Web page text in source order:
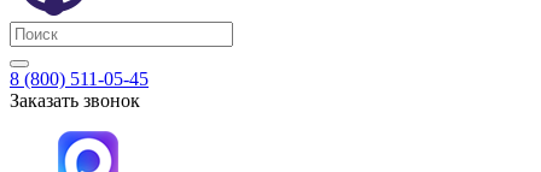
8 (800) 511-05-45
Заказать звонок